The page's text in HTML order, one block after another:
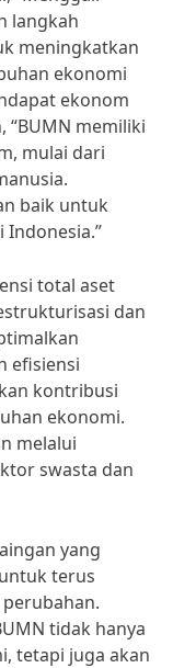
langkah
meningkatkan
ekonomi
ekonom
“BUMN memiliki
mulai dari
baik untuk
total aset
dan
efisiensi
kontribusi
ekonomi.
melalui
swasta dan
yang
terus
tidak hanya
tetapi juga akan